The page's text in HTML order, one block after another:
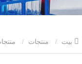
منتجات